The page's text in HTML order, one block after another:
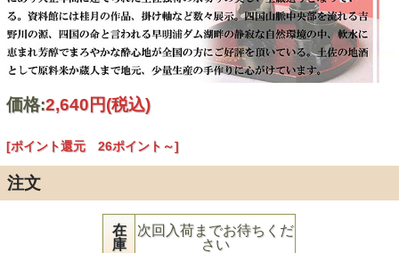
価格:2,640円(税込)
[ポイント還元 26ポイント～]
注文
在
庫
次回入荷までお待ちくだ
さい